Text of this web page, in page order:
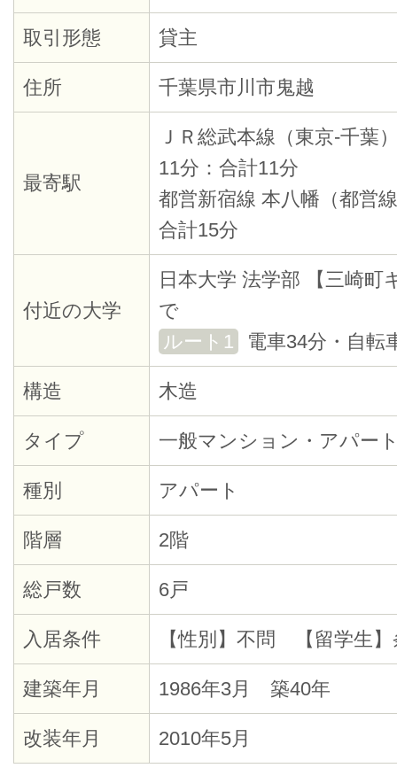
取引形態 貸主
住所 千葉県市川市鬼越
最寄駅
ＪＲ総武本線（東京-千葉
11分：合計11分
都営新宿線 本八幡（都営
合計15分
付近の大学
日本大学 法学部 【三崎町
で
ルート1
電車34分・自転
構造 木造
タイプ 一般マンション・アパー
種別 アパート
階層 2階
総戸数 6戸
入居条件 【性別】不問 【留学生
建築年月 1986年3月 築40年
改装年月 2010年5月